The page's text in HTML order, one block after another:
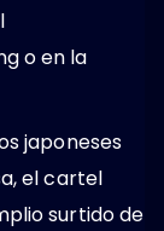
o en la
japoneses
el cartel
surtido de